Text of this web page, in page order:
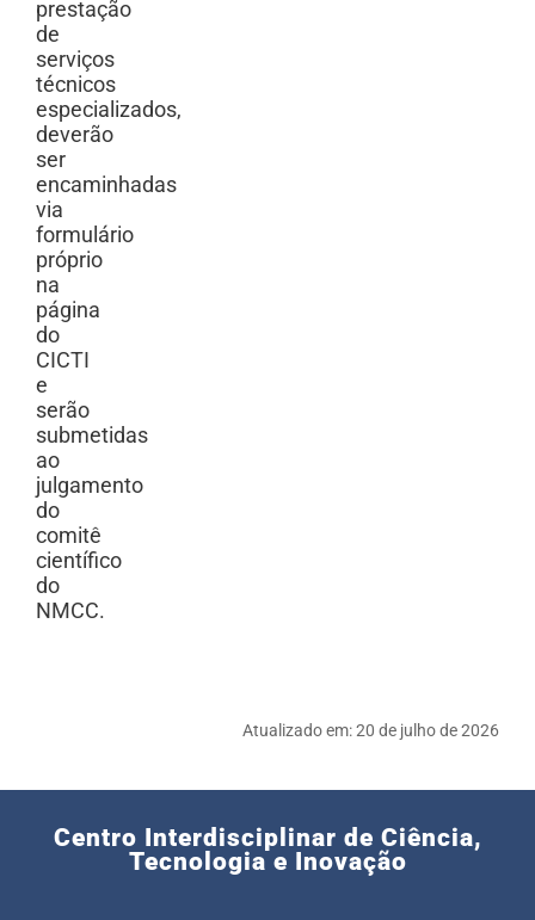
prestação
de
serviços
técnicos
especializados,
deverão
ser
encaminhadas
via
formulário
próprio
na
página
do
CICTI
e
serão
submetidas
ao
julgamento
do
comitê
científico
do
NMCC.
Atualizado em:20 de julho de 2026
Centro Interdisciplinar de Ciência,
Tecnologia e Inovação